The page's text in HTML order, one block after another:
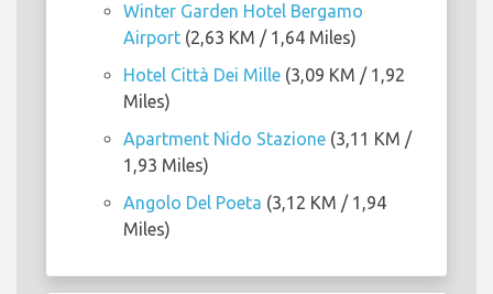
Winter Garden Hotel Bergamo
Airport (2,63 KM / 1,64 Miles)
Hotel Città Dei Mille (3,09 KM / 1,92
Miles)
Apartment Nido Stazione (3,11 KM /
1,93 Miles)
Angolo Del Poeta (3,12 KM / 1,94
Miles)